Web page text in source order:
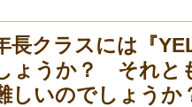
長クラスには『
ょうか？ それと
しいのでしょうか